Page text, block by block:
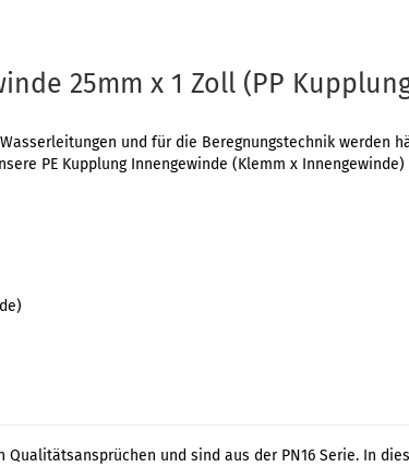
25mm x 1 Zoll (PP
und für die Beregnungstechnik werden
PE Kupplung Innengewinde (Klemm x
Qualitätsansprüchen und sind aus der PN16 Serie. In